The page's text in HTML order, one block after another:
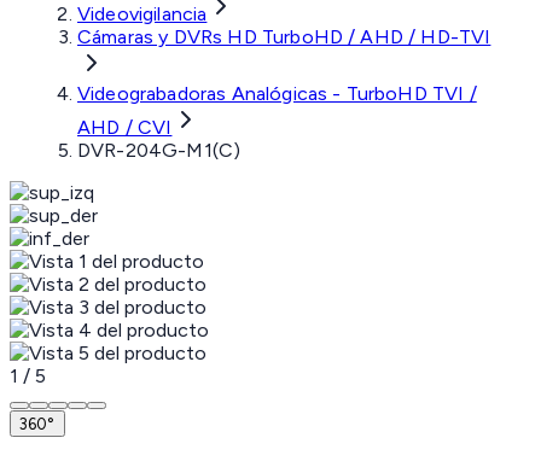
Videovigilancia
Cámaras y DVRs HD TurboHD / AHD / HD-TVI
Videograbadoras Analógicas - TurboHD TVI /
AHD / CVI
DVR-204G-M1(C)
1 / 5
360°